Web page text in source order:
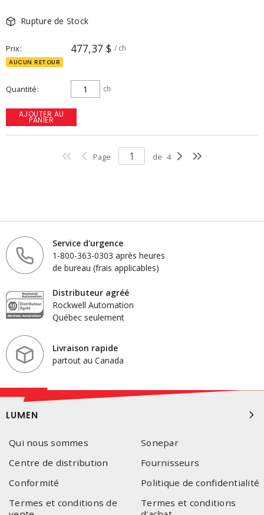
Rupture de Stock
Prix 477,37 $ / ch
AUCUN RETOUR
Quantité ch
AJOUTER AU
PANIER
Page de 4
Service d'urgence
1-800-363-0303 après heures
de bureau (frais applicables)
Distributeur agréé
Rockwell Automation
Québec seulement
Livraison rapide
partout au Canada
LUMEN
Qui nous sommes
Sonepar
Centre de distribution
Fournisseurs
Conformité
Politique de confidentialité
Termes et conditions de
Termes et conditions